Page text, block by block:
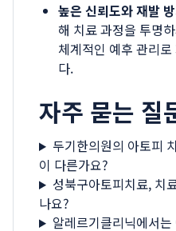
높은 신뢰도와 재발
해 치료 과정을 투명
체계적인 예후 관리
다.
자주 묻는 질
두기한의원의 아토피
이 다른가요?
성북구아토피치료, 치
나요?
알레르기클리닉에서